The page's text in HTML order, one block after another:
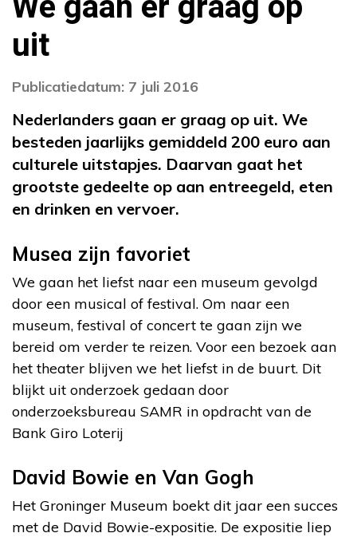
uit
Publicatiedatum: 7 juli 2016
Nederlanders gaan er graag op uit. We
besteden jaarlijks gemiddeld 200 euro aan
culturele uitstapjes. Daarvan gaat het
grootste gedeelte op aan entreegeld, eten
en drinken en vervoer.
Musea zijn favoriet
We gaan het liefst naar een museum gevolgd
door een musical of festival. Om naar een
museum, festival of concert te gaan zijn we
bereid om verder te reizen. Voor een bezoek aan
het theater blijven we het liefst in de buurt. Dit
blijkt uit onderzoek gedaan door
onderzoeksbureau SAMR in opdracht van de
Bank Giro Loterij
David Bowie en Van Gogh
Het Groninger Museum boekt dit jaar een succes
met de David Bowie-expositie. De expositie liep